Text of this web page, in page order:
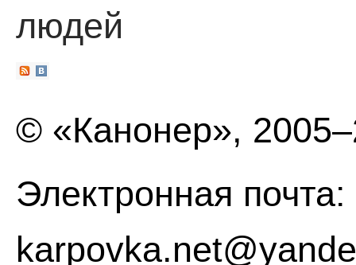
людей
© «Канонер»,
Электронная почта: